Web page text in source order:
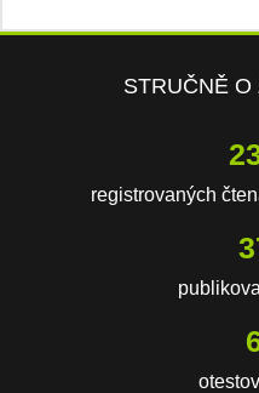
STRUČNĚ O
registrovaných